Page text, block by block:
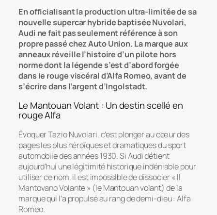
En officialisant la production ultra-limitée de sa
nouvelle supercar hybride baptisée Nuvolari,
Audi ne fait pas seulement référence à son
propre passé chez Auto Union. La marque aux
anneaux réveille l’histoire d’un pilote hors
norme dont la légende s’est d’abord forgée
dans le rouge viscéral d’Alfa Romeo, avant de
s’écrire dans l’argent d’Ingolstadt.
Le Mantouan Volant : Un destin scellé en
rouge Alfa
Évoquer Tazio Nuvolari, c’est plonger au cœur des
pages les plus héroïques et dramatiques du sport
automobile des années 1930. Si Audi détient
aujourd’hui une légitimité historique indéniable pour
utiliser ce nom, il est impossible de dissocier« Il
Mantovano Volante » (le Mantouan volant) de la
marque qui l’a propulsé au rang de demi-dieu : Alfa
Romeo.